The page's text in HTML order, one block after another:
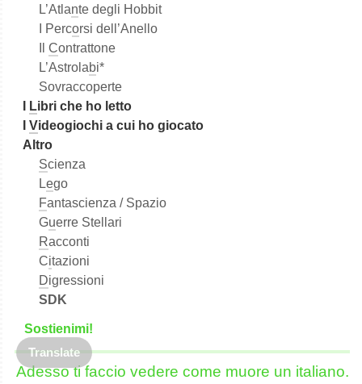
L’Atlante degli Hobbit
I Percorsi dell’Anello
Contrattone
L’Astrolabi*
Sovraccoperte
Libri che ho letto
Videogiochi a cui ho giocato
Altro
Scienza
Lego
Fantascienza / Spazio
Guerre Stellari
Racconti
Citazioni
Digressioni
SDK
Sostienimi!
Adesso ti faccio vedere come muore un italiano.
Translate